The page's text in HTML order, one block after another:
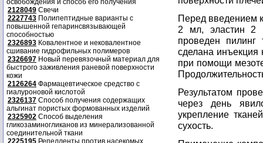
освобождения и способ его получения
2128049 Свечи
2227743 Полипептидные варианты с
повышенной гепаринсвязывающей
способностью
2326893 Ковалентное и нековалентное
сшивание гидрофильных полимеров
2326697 Новый перевязочный материал для
быстрого заживления раневой поверхности
кожи
2126264 Фармацевтическое средство с
гиалуроновой кислотой
2326137 Способ получения содержащих
альгинат пористых формованных изделий
2325902 Способ выделения
гликозаминогликанов из минерализованной
соединительной ткани
2225195 Репелленты против насекомых
Перед введением
2 мл, эластин 2
проведен пилинг
сделана инъекция
при помощи
Результатом
через день
укрепление
сухость.